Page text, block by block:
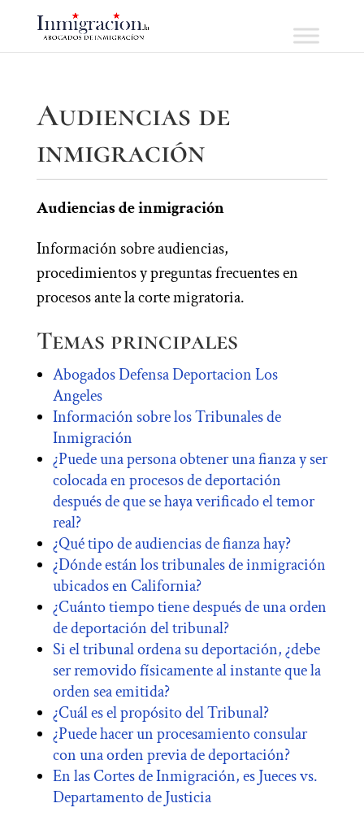
Audiencias de
inmigración
Audiencias de inmigración
Información sobre audiencias,
procedimientos y preguntas frecuentes en
procesos ante la corte migratoria.
Temas principales
Abogados Defensa Deportacion Los
Angeles
Información sobre los Tribunales de
Inmigración
¿Puede una persona obtener una fianza y ser
colocada en procesos de deportación
después de que se haya verificado el temor
real?
¿Qué tipo de audiencias de fianza hay?
¿Dónde están los tribunales de inmigración
ubicados en California?
¿Cuánto tiempo tiene después de una orden
de deportación del tribunal?
Si el tribunal ordena su deportación, ¿debe
ser removido físicamente al instante que la
orden sea emitida?
¿Cuál es el propósito del Tribunal?
¿Puede hacer un procesamiento consular
con una orden previa de deportación?
En las Cortes de Inmigración, es Jueces vs.
Departamento de Justicia